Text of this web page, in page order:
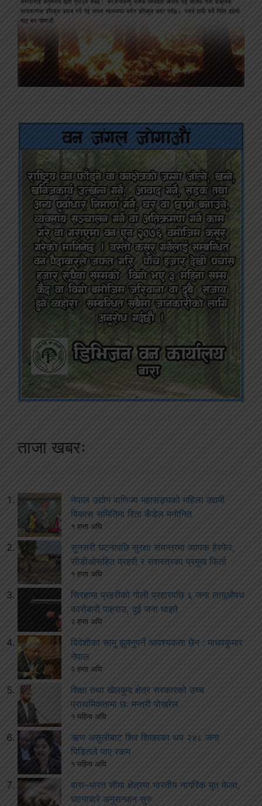
ताजा खबरः
नेपाल उद्योग वाणिज्य महासङ्घको महिला उद्यमी
विकास समितिमा रिता कँडेल मनोनित
१ हप्ता अघि
सुनसरी घटनापछि सुरक्षा संयन्त्रमा व्यापक हेरफेर,
सीडीओसहित प्रहरी र सशस्त्रका प्रमुख फिर्ता
१ हप्ता अघि
सिरहामा प्रहरीको गोली प्रहारपछि ६ जना लागूऔषध
कारोबारी पक्राउ, दुई जना घाइते
२ हप्ता अघि
विदेशीका सामु झुक्नुपर्ने आवश्यकता छैन : माधवकुमार
नेपाल
२ हप्ता अघि
शिक्षा तथा खेलकुद क्षेत्र सरकारको उच्च
प्राथमिकतामा छः मन्त्री पोखरेल
१ महिना अघि
ऋण असुलीबाट शिव शिखरका थप २४८ जना
पिडितले पाए रकम
१ महिना अघि
बारा–भारत सीमा क्षेत्रमा भारतीय नागरिक मृत फेला,
घटनाबारे अनुसन्धान सुरु